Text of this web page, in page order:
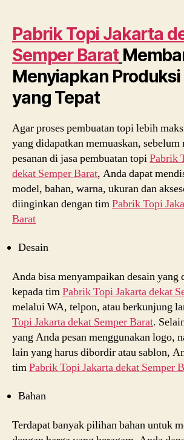
Pabrik Topi Jakarta
Semper Barat
Menyiapkan Produksi
yang Tepat
Agar proses pembuatan topi lebih
yang didapatkan memuaskan, sebelum
pesanan di jasa pembuatan topiPabrik
dekat Semper Barat, Anda dapat
model, bahan, warna, ukuran dan
diinginkan dengan timPabrik Topi
Barat
Desain
Anda bisa menyampaikan desain
kepada timPabrik Topi Jakarta dekat
melalui WA, telpon, atau berkunjung
Topi Jakarta dekat Semper Barat.
yang Anda pesan menggunakan logo,
lain yang harus dibordir atau sablon,
timPabrik Topi Jakarta dekat Semper
Bahan
Terdapat banyak pilihan bahan untuk